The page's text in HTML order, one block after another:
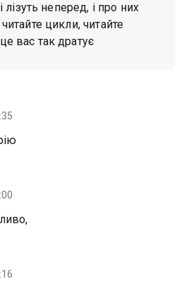
лізуть неперед, і про них
цикли, читайте
вас так дратує